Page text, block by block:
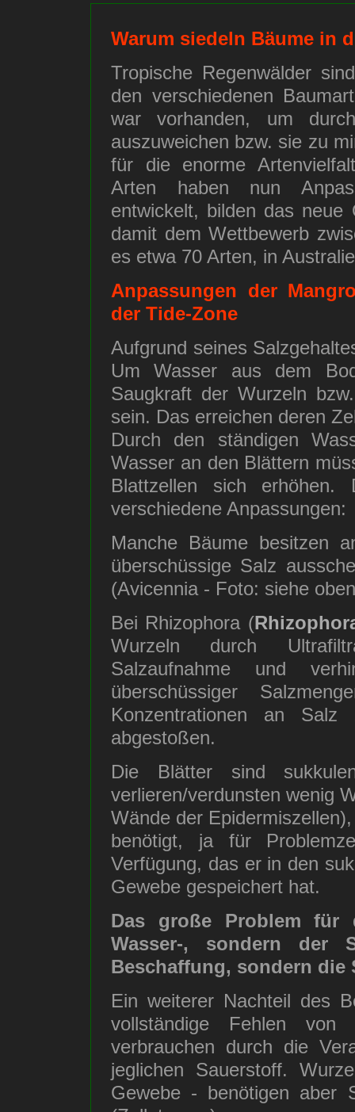
Warum siedeln Bäume in
Tropische Regenwälder
den verschiedenen
war vorhanden, um
auszuweichen bzw. sie zu
für die enorme
Arten haben nun
entwickelt, bilden das neue
damit dem Wettbewerb
es etwa 70 Arten, in
Anpassungen der
der Tide-Zone
Aufgrund seines
Um Wasser aus dem
Saugkraft der Wurzeln
sein. Das erreichen deren
Durch den ständigen
Wasser an den Blättern
Blattzellen sich
verschiedene Anpassungen:
Manche Bäume besitzen
überschüssige Salz
(Avicennia - Foto: siehe
Bei Rhizophora (
Wurzeln durch
Salzaufnahme und
überschüssiger
Konzentrationen an
abgestoßen.
Die Blätter sind
verlieren/verdunsten wenig
Wände der
benötigt, ja für
Verfügung, das er in den
Gewebe gespeichert hat.
Das große Problem
Wasser-, sondern der
Beschaffung, sondern die
Ein weiterer Nachteil des
vollständige Fehlen von
verbrauchen durch die
jeglichen Sauerstoff.
Gewebe - benötigen aber